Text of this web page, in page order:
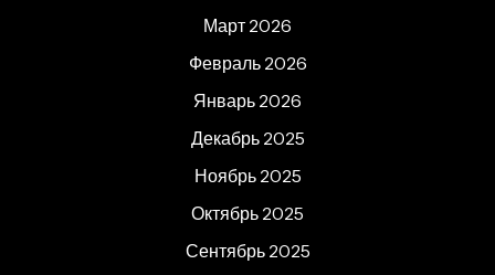
Март 2026
Февраль 2026
Январь 2026
Декабрь 2025
Ноябрь 2025
Октябрь 2025
Сентябрь 2025